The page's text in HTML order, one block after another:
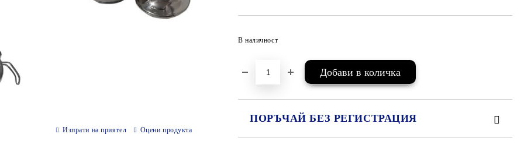
В наличност
ПОРЪЧАЙ БЕЗ РЕГИСТРАЦИЯ
Изпрати на приятел Оцени продукта